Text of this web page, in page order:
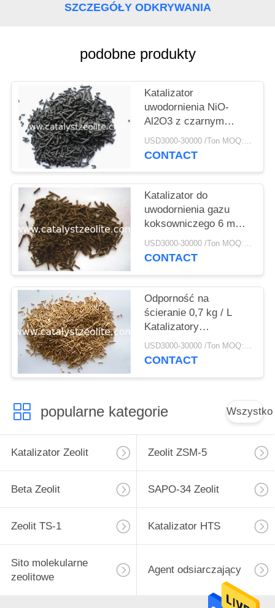
POLICY
SZCZEGÓŁY ODKRYWANIA
podobne produkty
Katalizator
uwodornienia NiO-
Al2O3 z czarnym
cylindrem 15 mm
USD3000-30000 /Ton MOQ:1 KG
CONTACT
Katalizator do
uwodornienia gazu
koksowniczego 6 mm
Cog-1
USD3000-30000 /Ton MOQ:1 KG
CONTACT
Odporność na
ścieranie 0,7 kg / L
Katalizatory
hydroprocesorowe
USD3000-30000 /Ton MOQ:1 KG
CONTACT
popularne kategorie Wszystko
Katalizator Zeolit Zeolit ​​ZSM-5
Beta Zeolit SAPO-34 Zeolit
Zeolit ​​TS-1 Katalizator HTS
Sito molekularne
zeolitowe
Agent odsiarczający